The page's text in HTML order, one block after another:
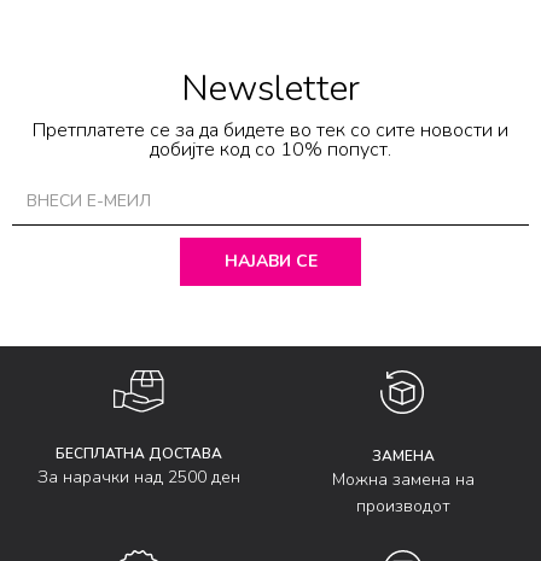
Newsletter
Претплатете се за да бидете во тек со сите новости и
добијте код со 10% попуст.
НАЈАВИ СЕ
БЕСПЛАТНА ДОСТАВА
За нарачки над 2500 ден
ЗАМЕНА
Можна замена на
производот